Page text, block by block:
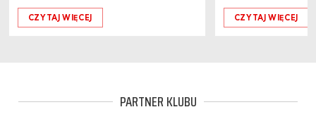
CZYTAJ WIĘCEJ CZYTAJ WIĘCEJ
PARTNER KLUBU